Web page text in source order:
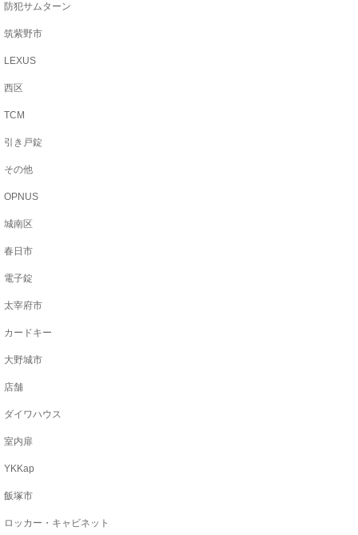
防犯サムターン
筑紫野市
LEXUS
西区
TCM
引き戸錠
その他
OPNUS
城南区
春日市
電子錠
太宰府市
カードキー
大野城市
店舗
ダイワハウス
室内扉
YKKap
飯塚市
ロッカー・キャビネット